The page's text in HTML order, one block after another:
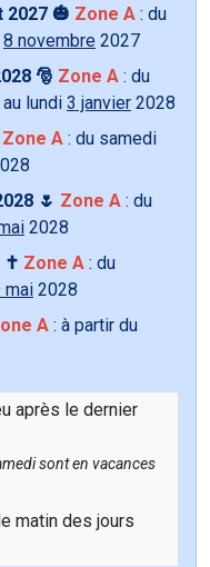
🎃 Zone A : du
8 novembre 2027
🎅 Zone A : du
lundi 3 janvier 2028
Zone A : du samedi
🌷 Zone A : du
2028
✝️ Zone A : du
mai 2028
A : à partir du
après le dernier
sont en vacances
matin des jours